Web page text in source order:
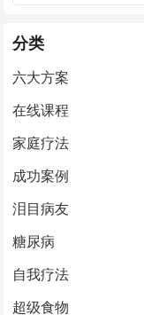
分类
六大方案
在线课程
家庭疗法
成功案例
泪目病友
糖尿病
自我疗法
超级食物